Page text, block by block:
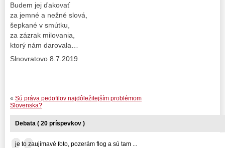
Budem jej ďakovať
za jemné a nežné slová,
šepkané v smútku,
za zázrak milovania,
ktorý nám darovala…
Slnovratovo 8.7.2019
« Sú práva pedofilov najdôležitejším problémom
Slovenska?
Debata ( 20 príspevkov )
je to zaujímavé foto, pozerám flog a sú tam ...